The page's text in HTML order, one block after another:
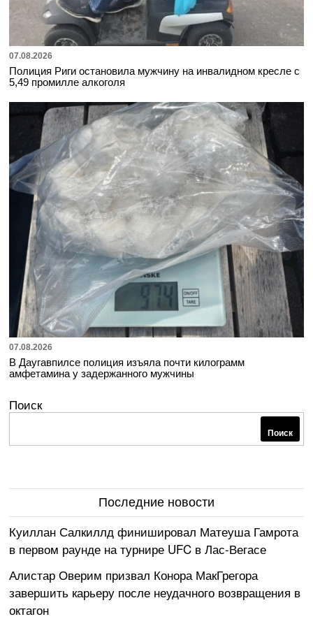
07.08.2026
Полиция Риги остановила мужчину на инвалидном кресле с
5,49 промилле алкоголя
07.08.2026
В Даугавпилсе полиция изъяла почти килограмм
амфетамина у задержанного мужчины
Поиск
Поиск
Последние новости
Куиллан Салкиллд финишировал Матеуша Гамрота
в первом раунде на турнире UFC в Лас-Вегасе
Алистар Оверим призвал Конора МакГрегора
завершить карьеру после неудачного возвращения в
октагон